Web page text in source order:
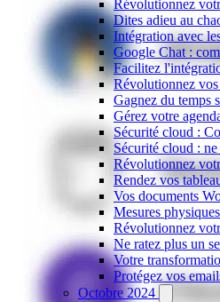
Révolutionnez
Dites adieu au
Intégration avec
Google Chat :
Facilitez
Révolutionnez
Gagnez du temps
Gérez votre
Sécurité cloud :
Sécurité cloud :
Révolutionnez
Rendez vos
Vos documents
Mesures
Révolutionnez
Ne ratez plus un
Votre
Protégez vos
Octobre 2024